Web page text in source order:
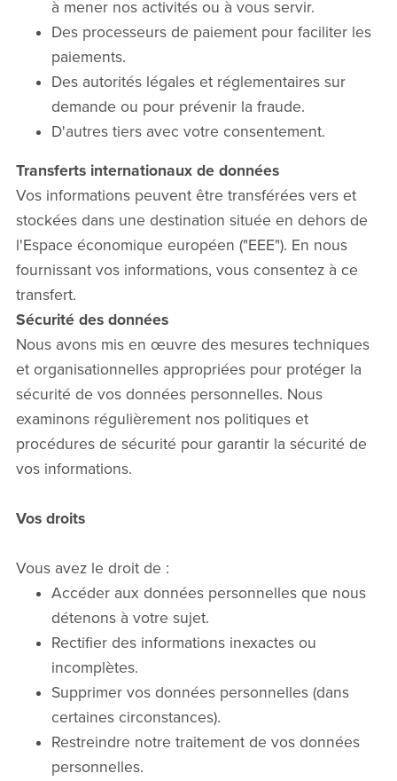
à mener nos activités ou à vous servir.
Des processeurs de paiement pour faciliter les
paiements.
Des autorités légales et réglementaires sur
demande ou pour prévenir la fraude.
D'autres tiers avec votre consentement.
Transferts internationaux de données
Vos informations peuvent être transférées vers et
stockées dans une destination située en dehors de
l'Espace économique européen ("EEE"). En nous
fournissant vos informations, vous consentez à ce
transfert.
Sécurité des données
Nous avons mis en œuvre des mesures techniques
et organisationnelles appropriées pour protéger la
sécurité de vos données personnelles. Nous
examinons régulièrement nos politiques et
procédures de sécurité pour garantir la sécurité de
vos informations.
Vos droits
Vous avez le droit de :
Accéder aux données personnelles que nous
détenons à votre sujet.
Rectifier des informations inexactes ou
incomplètes.
Supprimer vos données personnelles (dans
certaines circonstances).
Restreindre notre traitement de vos données
personnelles.